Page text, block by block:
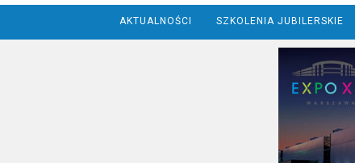
AKTUALNOŚCI SZKOLENIA JUBILERSKIE